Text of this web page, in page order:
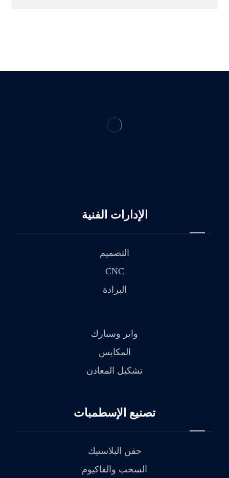
الإدارات الفنية
التصميم
CNC
البرادة
واير وسبارك
المكابس
تشكيل المعادن
تصنيع الإسطمبات
حقن البلاستيك
السحب والفاكيوم